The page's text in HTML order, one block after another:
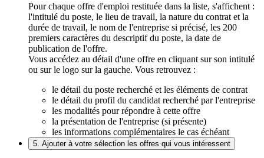
Pour chaque offre d'emploi restituée dans la liste, s'affichent :
l'intitulé du poste, le lieu de travail, la nature du contrat et la
durée de travail, le nom de l'entreprise si précisé, les 200
premiers caractères du descriptif du poste, la date de
publication de l'offre.
Vous accédez au détail d'une offre en cliquant sur son intitulé
ou sur le logo sur la gauche. Vous retrouvez :
le détail du poste recherché et les éléments de contrat
le détail du profil du candidat recherché par l'entreprise
les modalités pour répondre à cette offre
la présentation de l'entreprise (si présente)
les informations complémentaires le cas échéant
5. Ajouter à votre sélection les offres qui vous intéressent